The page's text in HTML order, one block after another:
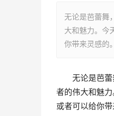
无论是芭蕾舞
大和魅力。今
你带来灵感的。
无论是芭
者的伟大和魅
或者可以给你带